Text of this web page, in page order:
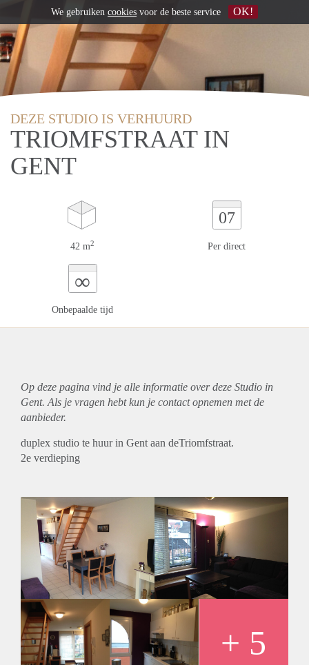
DEZE STUDIO IS VERHUURD
TRIOMFSTRAAT IN
GENT
42 m2
07
Per direct
∞
Onbepaalde tijd
Op deze pagina vind je alle informatie over deze Studio in
Gent. Als je vragen hebt kun je contact opnemen met de
aanbieder.
duplex studio te huur in Gent aan deTriomfstraat.
2e verdieping
+ 5
We gebruiken cookies voor de beste service OK!